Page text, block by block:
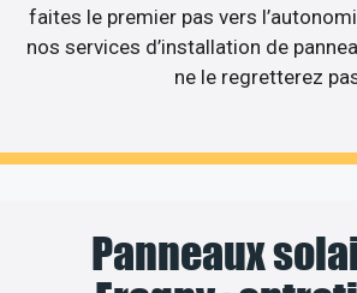
faites le premier pas vers
nos services d’installation de
ne le regretterez
Panneaux